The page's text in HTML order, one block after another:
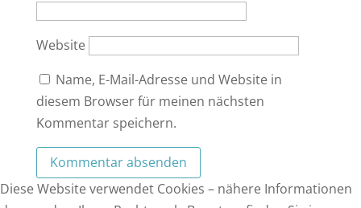
Website
Name, E-Mail-Adresse und Website in
diesem Browser für meinen nächsten
Kommentar speichern.
Diese Website verwendet Cookies – nähere Informationen